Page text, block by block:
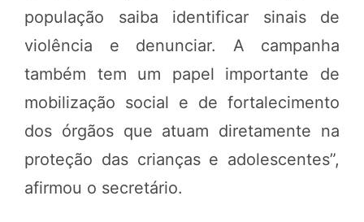
população saiba identificar sinais de
violência e denunciar. A campanha
também tem um papel importante de
mobilização social e de fortalecimento
dos órgãos que atuam diretamente na
proteção das crianças e adolescentes”,
afirmou o secretário.